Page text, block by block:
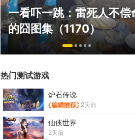
巅峰在线150万人的横版
游，如今带着怀旧服又杀
来了！
热门测试游戏
炉石传说
2天前
仙侠世界
2天前